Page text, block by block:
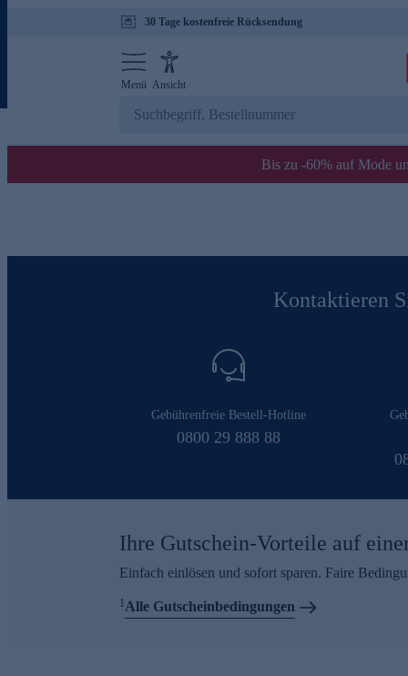
30 Tage kostenfreie Rücksendung
Menü Ansicht
Bis zu -60% auf Mode
Kontaktieren
Gebührenfreie Bestell-Hotline
0800 29 888 88
Ihre Gutschein-Vorteile auf
Einfach einlösen und sofort sparen. Faire
1Alle Gutscheinbedingungen